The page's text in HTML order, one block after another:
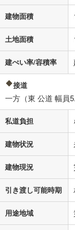
不動産
建物面積
土地面積
建ぺい率/容積率
接道
一方（東 公道 幅員
私道負担
建物状況
建物現況
引き渡し可能時期
用途地域